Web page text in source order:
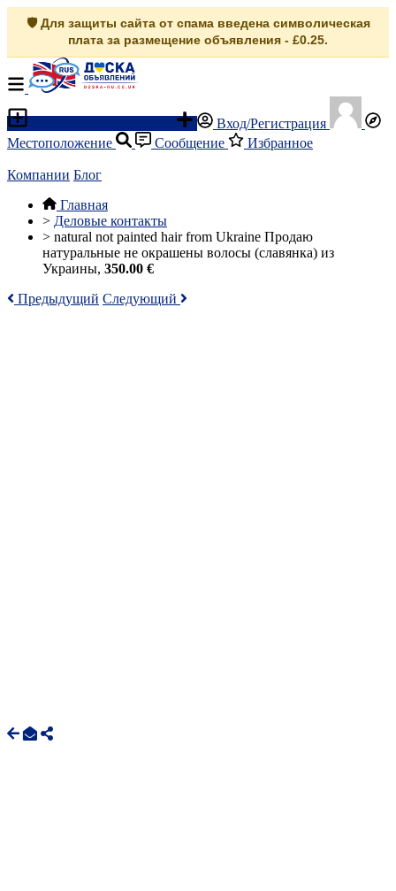
🛡️ Для защиты сайта от спама введена символическая
плата за размещение объявления - £0.25.
Вход/Регистрация
Местоположение
Сообщение Избранное
Компании Блог
Главная
> Деловые контакты
> natural not painted hair from Ukraine Продаю
натуральные не окрашены волосы (славянка) из
Украины, 350.00 €
Предыдущий Следующий